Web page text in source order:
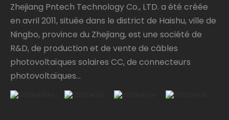
Zhejiang Pntech Technology Co., LTD. a été créée
en avril 2011, située dans le district de Haishu, ville de
Ningbo, province du Zhejiang, est une société de
R&D, de production et de vente de câbles
photovoltaïques solaires CC, de connecteurs
photovoltaïques...